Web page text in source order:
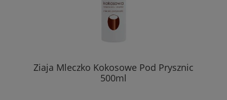
Ziaja Mleczko Kokosowe Pod Prysznic
500ml